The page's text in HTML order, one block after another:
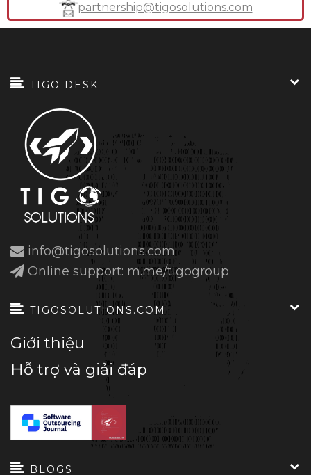
partnership@tigosolutions.com
TIGO DESK
info@tigosolutions.com
Online support: m.me/tigogroup
TIGOSOLUTIONS.COM
Giới thiệu
Hỗ trợ và giải đáp
BLOGS